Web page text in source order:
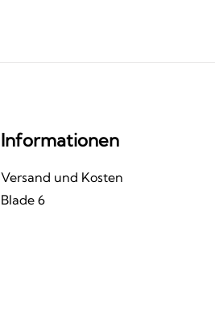
Informationen
Versand und Kosten
Blade 6